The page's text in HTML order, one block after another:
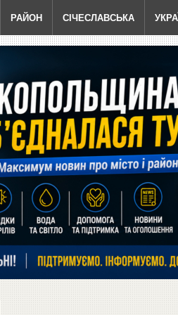
РАЙОН СІЧЕСЛАВСЬКА